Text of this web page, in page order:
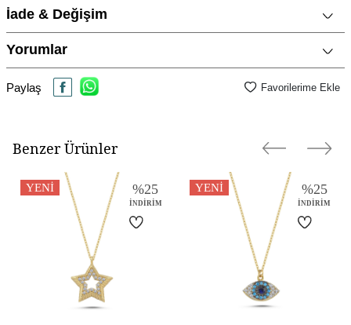
Marka
Cinsiyet Kadın
Kategori
İade & Değişim
Yorumlar
Paylaş Favorilerime Ekle
Benzer Ürünler
YENI %25
İNDIRIM
YENI %25
İNDIRIM